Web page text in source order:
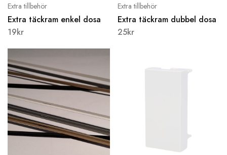
Extra tillbehör
Extra täckram enkel dosa
19kr
Extra tillbehör
Extra täckram dubbel dosa
25kr